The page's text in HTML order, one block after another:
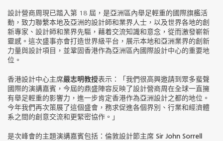
設計營商周現已踏入第 18 屆，是亞洲區內舉足輕重的國際旗艦活
動，致力聯繫本地及亞洲的設計師和業界人士，以及世界各地的創
新專家、設計師和業界先驅，藉着交流知識和意念，從而激發嶄新
靈感。這次盛事亦會打造世界級平台，展示本地和亞洲業界的創新
力量與設計項目，並鞏固香港作為亞洲區內國際設計中心的重要地
位。
香港設計中心主席嚴志明教授表示：「我們很高興邀請到眾多蜚聲
國際的演講嘉賓，今屆的鼎盛陣容反映了設計營商周在全球一直擁
有舉足輕重的影響力，進一步肯定香港作為亞洲設計之都的地位。
今年我們再次策展了這個盛會，務求促進各個界別、行業和經濟體
系之間的創意交流和更緊密協作。」
是次峰會的主題演講嘉賓包括：倫敦設計節主席 Sir John Sorrell